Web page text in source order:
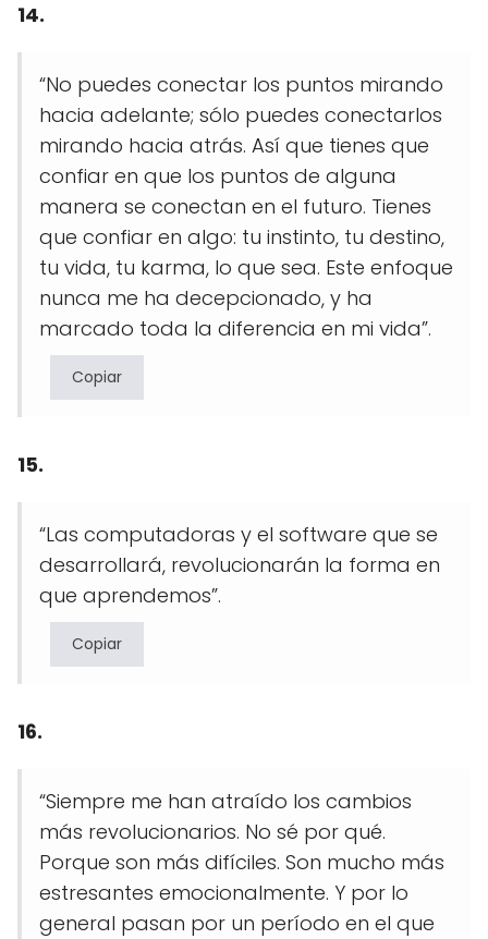
14.
“No puedes conectar los puntos mirando
hacia adelante; sólo puedes conectarlos
mirando hacia atrás. Así que tienes que
confiar en que los puntos de alguna
manera se conectan en el futuro. Tienes
que confiar en algo: tu instinto, tu destino,
tu vida, tu karma, lo que sea. Este enfoque
nunca me ha decepcionado, y ha
marcado toda la diferencia en mi vida”.
Copiar
15.
“Las computadoras y el software que se
desarrollará, revolucionarán la forma en
que aprendemos”.
Copiar
16.
“Siempre me han atraído los cambios
más revolucionarios. No sé por qué.
Porque son más difíciles. Son mucho más
estresantes emocionalmente. Y por lo
general pasan por un período en el que